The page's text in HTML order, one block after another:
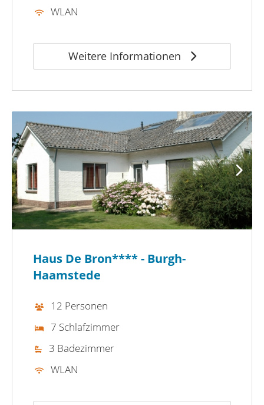
WLAN
Weitere Informationen
Haus De Bron**** - Burgh-
Haamstede
12 Personen
7 Schlafzimmer
3 Badezimmer
WLAN